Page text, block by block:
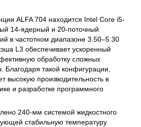
ALFA 704 находится Intel Core i5-
14-ядерный и 20-поточный
в частотном диапазоне 3.50–5.30
L3 обеспечивает ускоренный
обработку сложных
Благодаря такой конфигурации,
высокую производительность в
и разработке программного
240-мм системой жидкостного
стабильную температуру